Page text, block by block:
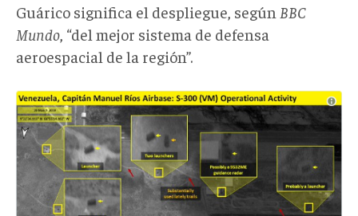
Guárico significa el despliegue, según BBC
Mundo , “del mejor sistema de defensa
aeroespacial de la región”.